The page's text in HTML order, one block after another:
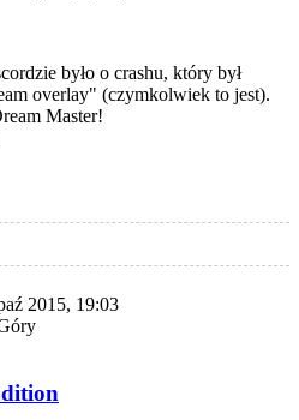
było o crashu, który był
overlay" (czymkolwiek to jest).
Master!
2015, 19:03